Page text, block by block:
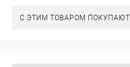
С ЭТИМ ТОВАРОМ ПОКУПАЮТ